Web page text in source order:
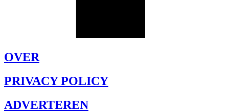
OVER
PRIVACY POLICY
ADVERTEREN